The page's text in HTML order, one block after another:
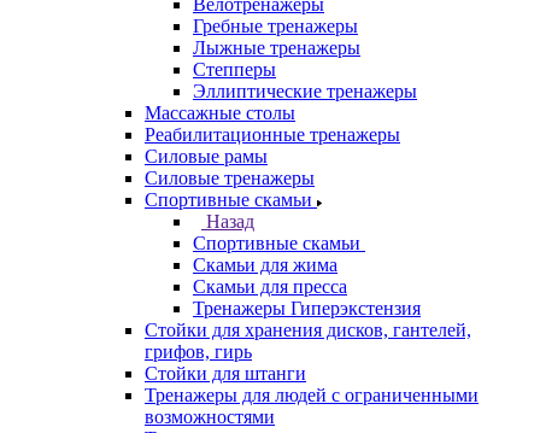
Велотренажеры
Гребные тренажеры
Лыжные тренажеры
Степперы
Эллиптические тренажеры
Массажные столы
Реабилитационные тренажеры
Силовые рамы
Силовые тренажеры
Спортивные скамьи
Назад
Спортивные скамьи
Скамьи для жима
Скамьи для пресса
Тренажеры Гиперэкстензия
Стойки для хранения дисков, гантелей,
грифов, гирь
Стойки для штанги
Тренажеры для людей с ограниченными
возможностями